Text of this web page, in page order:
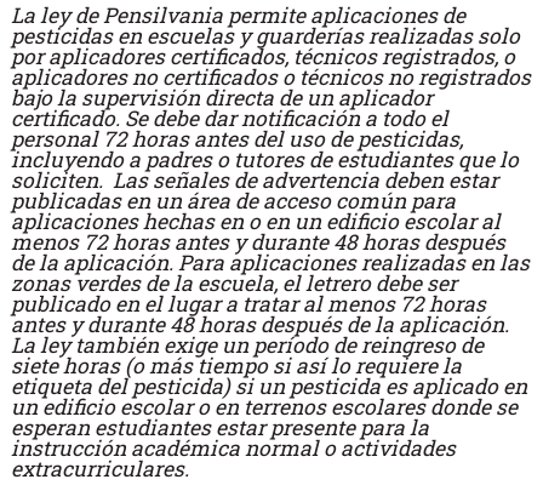
La ley de Pensilvania permite aplicaciones de
pesticidas en escuelas y guarderías realizadas solo
por aplicadores certificados, técnicos registrados, o
aplicadores no certificados o técnicos no registrados
bajo la supervisión directa de un aplicador
certificado. Se debe dar notificación a todo el
personal 72 horas antes del uso de pesticidas,
incluyendo a padres o tutores de estudiantes que lo
soliciten. Las señales de advertencia deben estar
publicadas en un área de acceso común para
aplicaciones hechas en o en un edificio escolar al
menos 72 horas antes y durante 48 horas después
de la aplicación. Para aplicaciones realizadas en las
zonas verdes de la escuela, el letrero debe ser
publicado en el lugar a tratar al menos 72 horas
antes y durante 48 horas después de la aplicación.
La ley también exige un período de reingreso de
siete horas (o más tiempo si así lo requiere la
etiqueta del pesticida) si un pesticida es aplicado en
un edificio escolar o en terrenos escolares donde se
esperan estudiantes estar presente para la
instrucción académica normal o actividades
extracurriculares.